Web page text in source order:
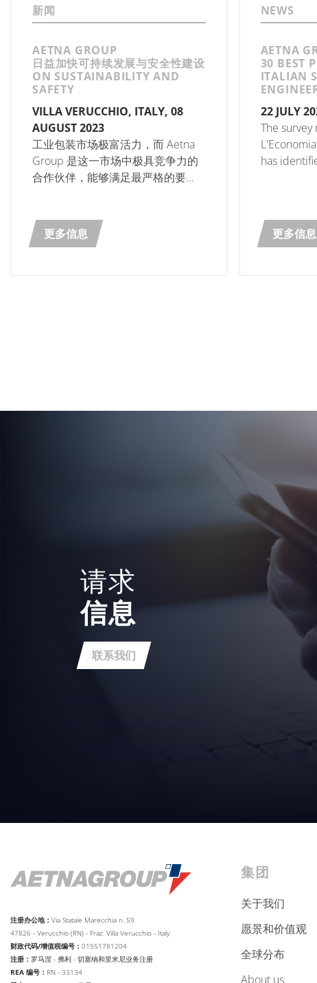
新闻
AETNA GROUP
日益加快可持续发展与安全性建设
ON SUSTAINABILITY AND
SAFETY
VILLA VERUCCHIO, ITALY, 08
AUGUST 2023
工业包装市场极富活力，而 Aetna
Group 是这一市场中极具竞争力的
合作伙伴，能够满足最严格的要
更多信息
NEWS
AETNA
30 BEST
ITALIAN
22 JULY
The survey
has
更多信息
请求
信息
联系我们
注册办公地： Via Statale Marecchia n. 59
47826 - Verucchio (RN) - Fraz. Villa Verucchio - Italy
财政代码/增值税编号： 01551781204
注册： 罗马涅 - 弗利 - 切塞纳和里米尼业务注册
REA 编号： RN - 33134
集团
关于我们
愿景和价值观
全球分布
about us